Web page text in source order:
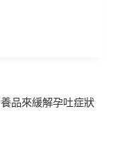
品來緩解孕吐症狀